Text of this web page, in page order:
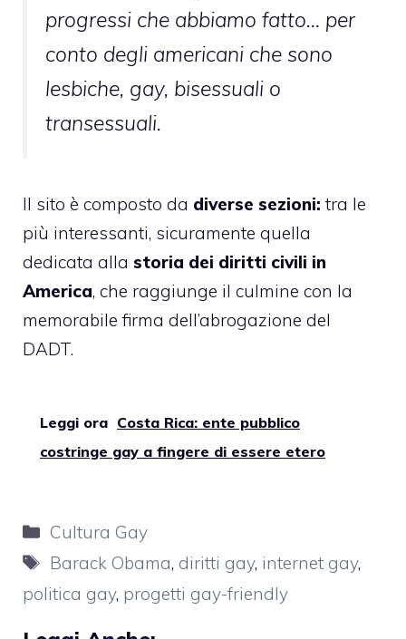
progressi che abbiamo fatto… per
conto degli americani che sono
lesbiche, gay, bisessuali o
transessuali.
Il sito è composto da diverse sezioni: tra le
più interessanti, sicuramente quella
dedicata alla storia dei diritti civili in
America, che raggiunge il culmine con la
memorabile firma dell’abrogazione del
DADT.
Leggi ora Costa Rica: ente pubblico
costringe gay a fingere di essere etero
Categorie
Cultura Gay
Tag
Barack Obama, diritti gay, internet gay,
politica gay, progetti gay-friendly